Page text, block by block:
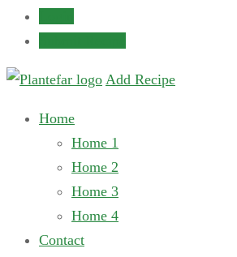
Add Recipe
Home
Home 1
Home 2
Home 3
Home 4
Contact